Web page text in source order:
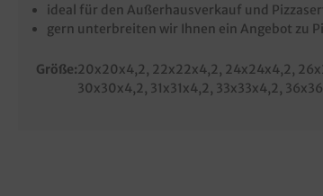
ideal für den Außerhausverkauf und
gern unterbreiten wir Ihnen ein Angebot zu
Größe:20x20x4,2 , 22x22x4,2 , 24x24x4,2 ,
30x30x4,2 , 31x31x4,2 , 33x33x4,2 ,